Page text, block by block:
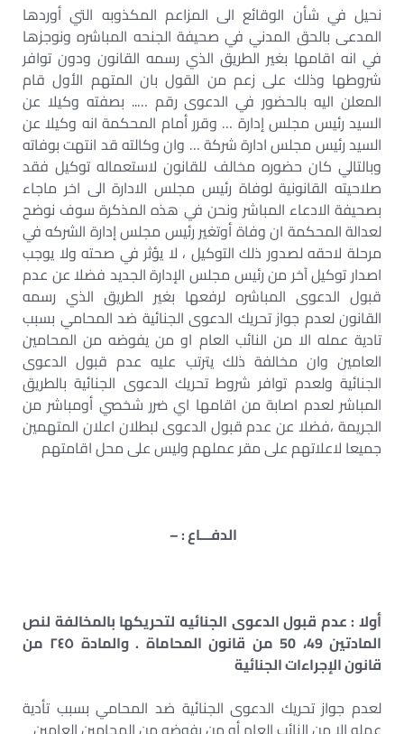
نحيل في شأن الوقائع الى المزاعم المكذوبه التي أوردها
المدعى بالحق المدني في صحيفة الجنحه المباشره ونوجزها
في انه اقامها بغير الطريق الذي رسمه القانون ودون توافر
شروطها وذلك على زعم من القول بان المتهم الأول قام
المعلن اليه بالحضور في الدعوى رقم ….. بصفته وكيلا عن
السيد رئيس مجلس إدارة … وقرر أمام المحكمة انه وكيلا عن
السيد رئيس مجلس ادارة شركة … وان وكالته قد انتهت بوفاته
وبالتالي كان حضوره مخالف للقانون لاستعماله توكيل فقد
صلاحيته القانونية لوفاة رئيس مجلس الادارة الى اخر ماجاء
بصحيفة الادعاء المباشر ونحن في هذه المذكرة سوف نوضح
لعدالة المحكمة ان وفاة أوتغير رئيس مجلس إدارة الشركه في
مرحلة لاحقه لصدور ذلك التوكيل ، لا يؤثر في صحته ولا يوجب
اصدار توكيل آخر من رئيس مجلس الإدارة الجديد فضلا عن عدم
قبول الدعوى المباشره لرفعها بغير الطريق الذي رسمه
القانون لعدم جواز تحريك الدعوى الجنائية ضد المحامي بسبب
تادية عمله الا من النائب العام او من يفوضه من المحامين
العامين وان مخالفة ذلك يترتب عليه عدم قبول الدعوى
الجنائية ولعدم توافر شروط تحريك الدعوى الجنائية بالطريق
المباشر لعدم اصابة من اقامها اي ضرر شخصي أومباشر من
الجريمة ،فضلا عن عدم قبول الدعوى لبطلان اعلان المتهمين
جميعا لاعلاتهم على مقر عملهم وليس على محل اقامتهم
الدفـــاع : –
أولا : عدم قبول الدعوى الجنائيه لتحريكها بالمخالفة لنص
المادتين 49، 50 من قانون المحاماة . والمادة ٢٤٥ من
قانون الإجراءات الجنائية
لعدم جواز تحريك الدعوى الجنائية ضد المحامي بسبب تأدية